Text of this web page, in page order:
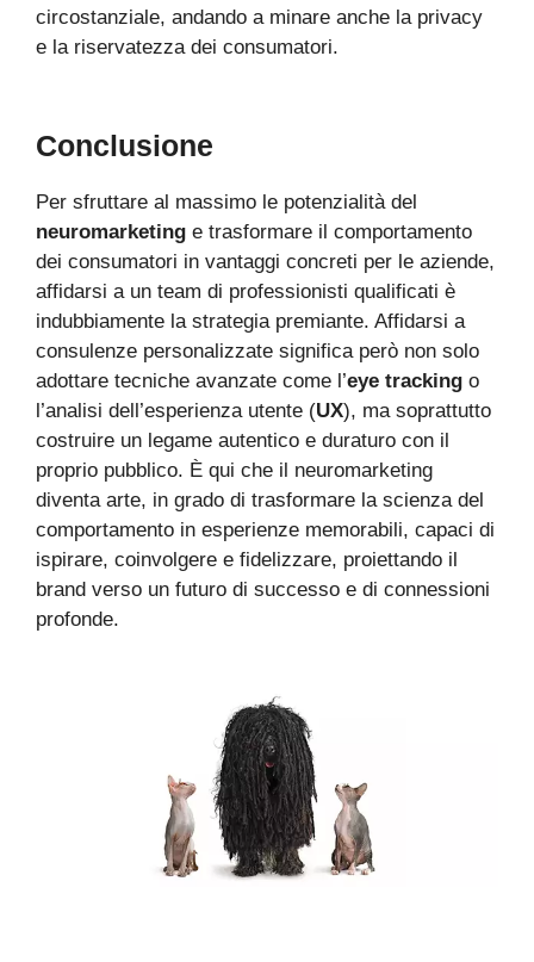
circostanziale, andando a minare anche la privacy
e la riservatezza dei consumatori.
Conclusione
Per sfruttare al massimo le potenzialità del
neuromarketing e trasformare il comportamento
dei consumatori in vantaggi concreti per le aziende,
affidarsi a un team di professionisti qualificati è
indubbiamente la strategia premiante. Affidarsi a
consulenze personalizzate significa però non solo
adottare tecniche avanzate come l’eye tracking o
l’analisi dell’esperienza utente (UX), ma soprattutto
costruire un legame autentico e duraturo con il
proprio pubblico. È qui che il neuromarketing
diventa arte, in grado di trasformare la scienza del
comportamento in esperienze memorabili, capaci di
ispirare, coinvolgere e fidelizzare, proiettando il
brand verso un futuro di successo e di connessioni
profonde.